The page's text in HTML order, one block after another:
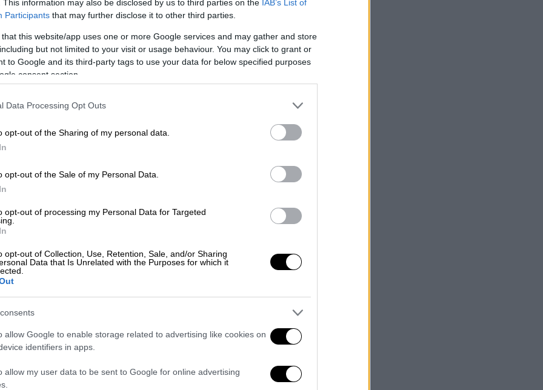
This information may also be disclosed by us to third parties on the IAB’s List of
Participants that may further disclose it to other third parties.
that this website/app uses one or more Google services and may gather and store
but not limited to your visit or usage behaviour. You may click to grant or
to Google and its third-party tags to use your data for below specified purposes
consent section.
Data Processing Opt Outs
opt-out of the Sharing of my personal data.
opt-out of the Sale of my Personal Data.
opt-out of processing my Personal Data for Targeted
opt-out of Collection, Use, Retention, Sale, and/or Sharing
Data that Is Unrelated with the Purposes for which it
allow Google to enable storage related to advertising like cookies on
identifiers in apps.
allow my user data to be sent to Google for online advertising
ερώτηση «αν την επόμενη Κυριακή
κόμμα θα ψηφίζατε;», καθώς βρίσκεται